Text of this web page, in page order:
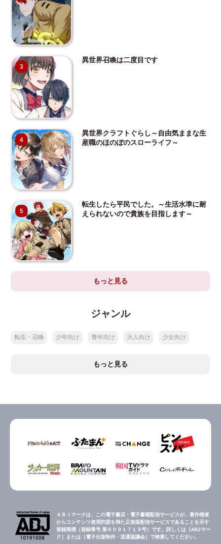
3
異世界召喚は二度目です
4
異世界クラフトぐらし～自由気ままな生
産職のほのぼのスローライフ～
5
転生したら平民でした。～生活水準に耐
えられないので貴族を目指します～
もっと見る
ジャンル
転生・召喚 少年向け 青年向け 大人向け 少女向け
もっと見る
ＡＢＪマークは、この電子書店・電子書籍配信サービスが、著作権者
からコンテンツ使用許諾を得た正規版配信サービスであることを示す
登録商標（登録番号 第６０９１７１３号）です。詳しくは［ABJマー
ク］または［電子出版制作・流通協議会］で検索してください。